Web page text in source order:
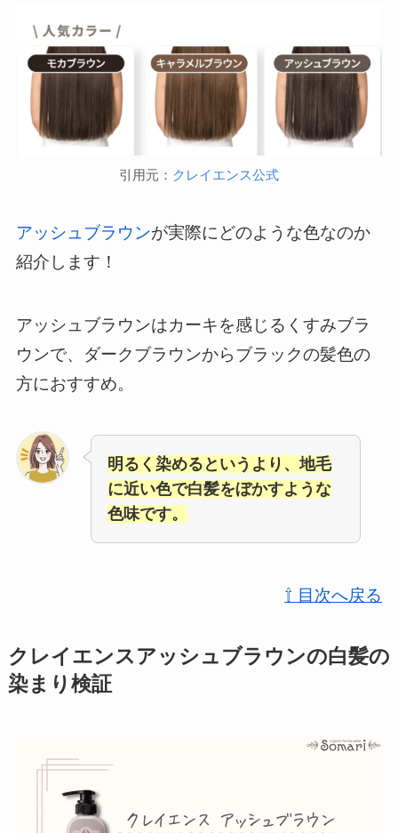
引用元： クレイエンス公式
アッシュブラウンが実際にどのような色なのか
紹介します！
アッシュブラウンはカーキを感じるくすみブラ
ウンで、ダークブラウンからブラックの髪色の
方におすすめ。
明るく染めるというより、地毛
に近い色で白髪をぼかすような
色味です。
⇧ 目次へ戻る
クレイエンスアッシュブラウンの白髪の
染まり検証